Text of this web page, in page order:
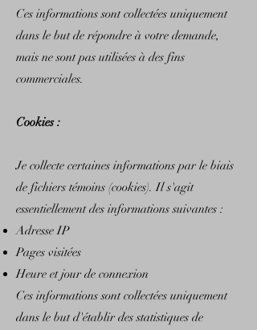
Ces informations sont collectées uniquement
dans le but de répondre à votre demande,
mais ne sont pas utilisées à des fins
commerciales.
Cookies :
Je collecte certaines informations par le biais
de fichiers témoins (cookies). Il s'agit
essentiellement des informations suivantes :
Adresse IP
Pages visitées
Heure et jour de connexion
Ces informations sont collectées uniquement
dans le but d'établir des statistiques de